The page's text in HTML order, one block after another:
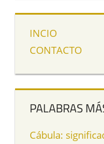
INCIO
CONTACTO
PALABRAS
Cábula: